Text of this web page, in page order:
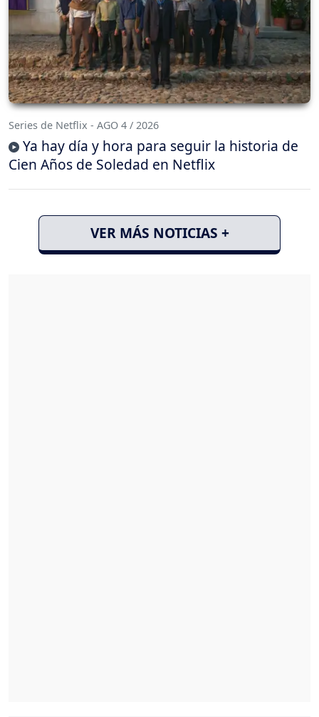
Series de Netflix - AGO 4 / 2026
Ya hay día y hora para seguir la historia de
Cien Años de Soledad en Netflix
VER MÁS NOTICIAS +